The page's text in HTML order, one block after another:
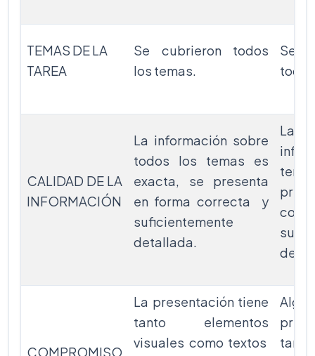
TEMAS DE LA
TAREA
Se cubrieron todos
los temas.
Se
CALIDAD DE LA
INFORMACIÓN
La información sobre
todos los temas es
exacta, se presenta
en forma correcta y
suficientemente
detallada.
La
COMPROMISO
La presentación tiene
tanto elementos
visuales como textos